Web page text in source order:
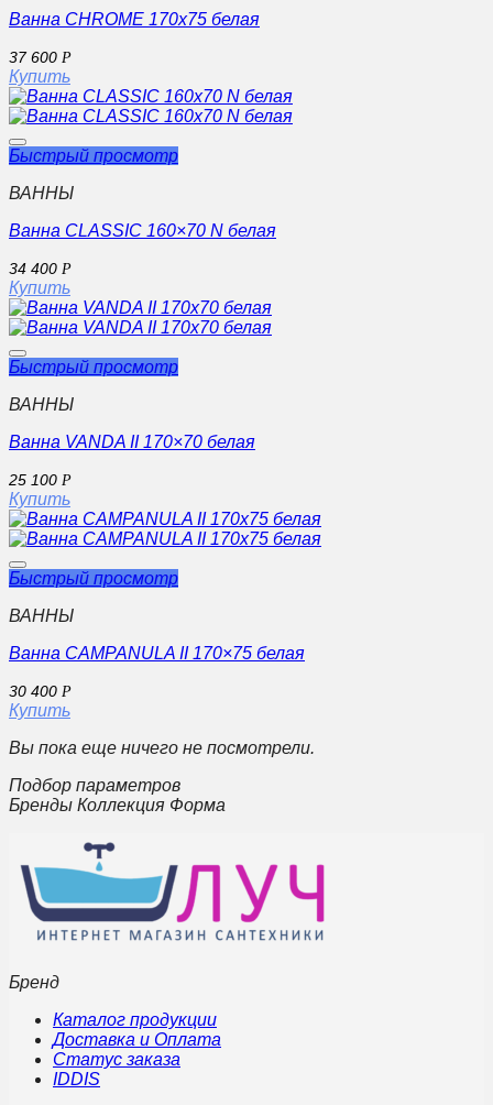
Ванна CHROME 170х75 белая
37 600 Р
Купить
Быстрый просмотр
ВАННЫ
Ванна CLASSIC 160×70 N белая
34 400 Р
Купить
Быстрый просмотр
ВАННЫ
Ванна VANDA II 170×70 белая
25 100 Р
Купить
Быстрый просмотр
ВАННЫ
Ванна CAMPANULA II 170×75 белая
30 400 Р
Купить
Вы пока еще ничего не посмотрели.
Подбор параметров
Бренды Коллекция Форма
Бренд
Каталог продукции
Доставка и Оплата
Статус заказа
IDDIS